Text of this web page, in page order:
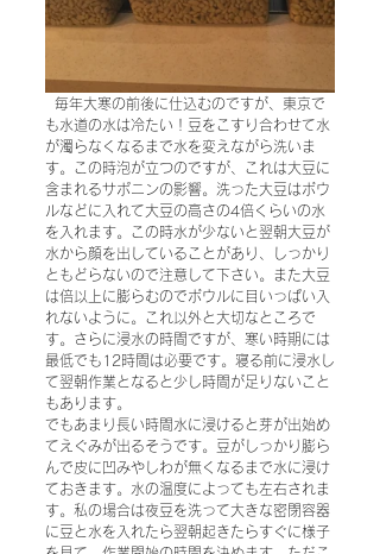
も水道の水は冷たい！豆をこすり合わせて水
が濁らなくなるまで水を変えながら洗いま
す。この時泡が立つのですが、これは大豆に
含まれるサポニンの影響。洗った大豆はボウ
ルなどに入れて大豆の高さの4倍くらいの水
を入れます。この時水が少ないと翌朝大豆が
水から顔を出していることがあり、しっかり
ともどらないので注意して下さい。また大豆
は倍以上に膨らむのでボウルに目いっぱい入
れないように。これ以外と大切なところで
す。さらに浸水の時間ですが、寒い時期には
最低でも12時間は必要です。寝る前に浸水し
て翌朝作業となると少し時間が足りないこと
もあります。
でもあまり長い時間水に浸けると芽が出始め
てえぐみが出るそうです。豆がしっかり膨ら
んで皮に凹みやしわが無くなるまで水に浸け
ておきます。水の温度によっても左右されま
す。私の場合は夜豆を洗って大きな密閉容器
に豆と水を入れたら翌朝起きたらすぐに様子